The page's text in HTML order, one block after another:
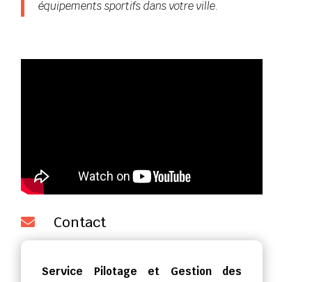
équipements sportifs dans votre ville.
 Contact
Service Pilotage et Gestion des